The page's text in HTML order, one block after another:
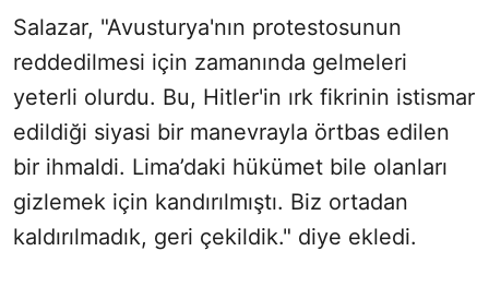
Salazar, "Avusturya'nın protestosunun
reddedilmesi için zamanında gelmeleri
yeterli olurdu. Bu, Hitler'in ırk fikrinin istismar
edildiği siyasi bir manevrayla örtbas edilen
bir ihmaldi. Lima’daki hükümet bile olanları
gizlemek için kandırılmıştı. Biz ortadan
kaldırılmadık, geri çekildik." diye ekledi.